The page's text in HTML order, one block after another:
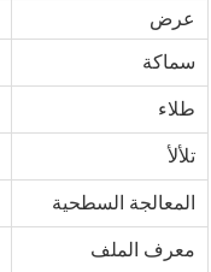
عرض
سماكة
طلاء
تلألأ
المعالجة السطحية
معرف الملف